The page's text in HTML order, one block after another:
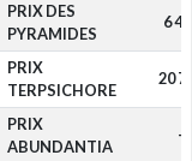
PRIX DES
PYRAMIDES
6
PRIX
TERPSICHORE
20
PRIX
ABUNDANTIA
-